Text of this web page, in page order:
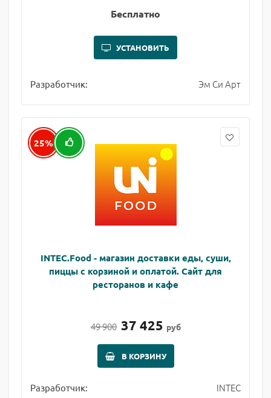
Бесплатно
УСТАНОВИТЬ
Разработчик: Эм Си Арт
25%
INTEC.Food - магазин доставки еды, суши,
пиццы с корзиной и оплатой. Сайт для
ресторанов и кафе
49 900 37 425 руб
В КОРЗИНУ
Разработчик: INTEC